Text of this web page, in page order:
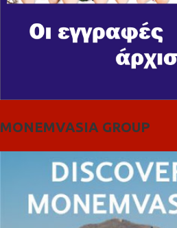
MONEMVASIA GROUP